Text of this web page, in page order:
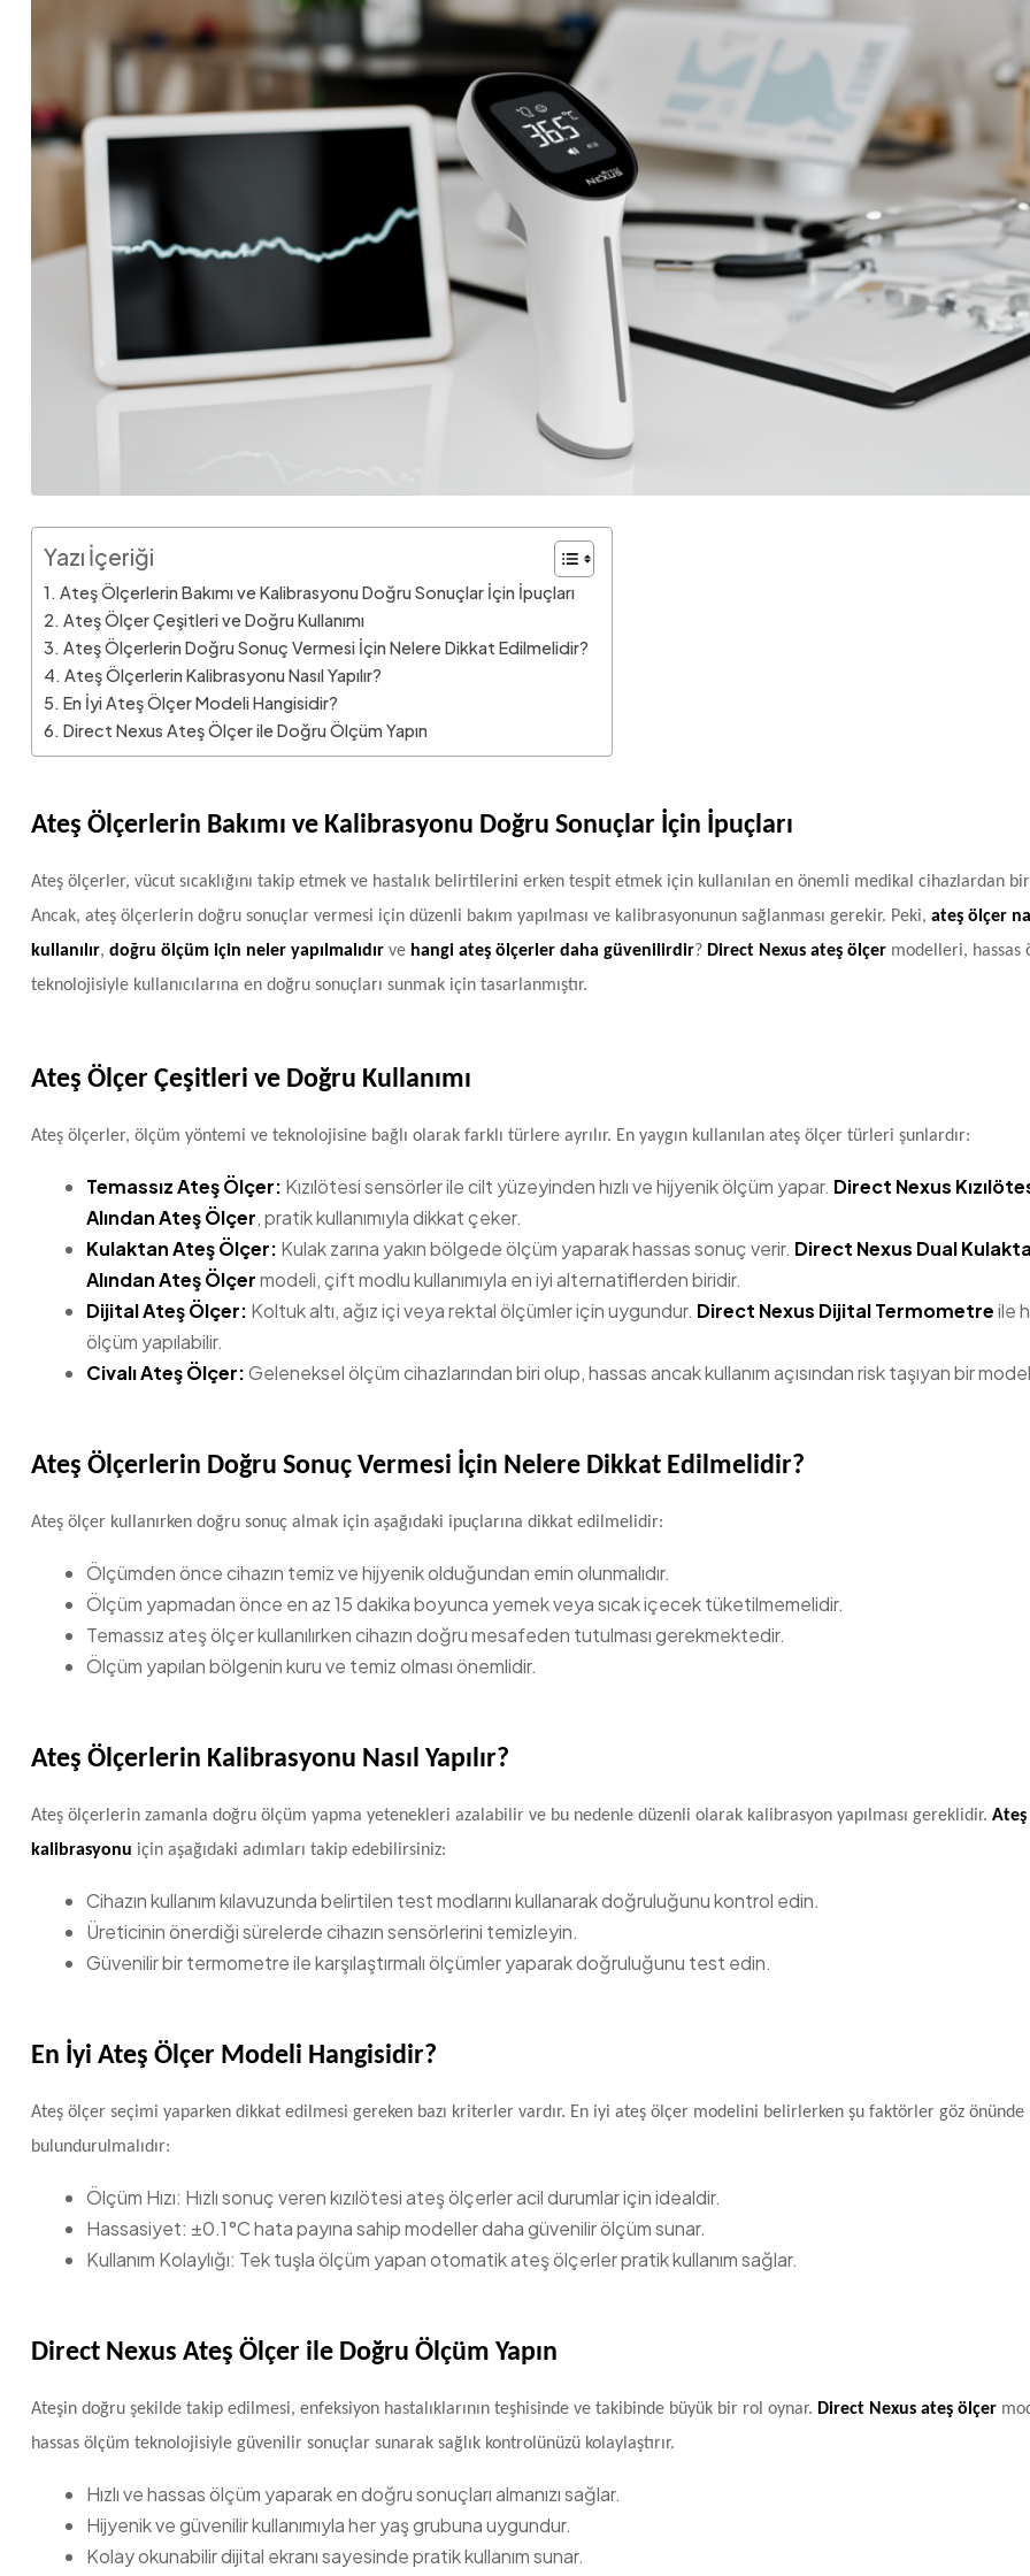
Yazı İçeriği
Ateş Ölçerlerin Bakımı ve Kalibrasyonu Doğru Sonuçlar İçin İpuçları
Ateş Ölçer Çeşitleri ve Doğru Kullanımı
Ateş Ölçerlerin Doğru Sonuç Vermesi İçin Nelere Dikkat Edilmelidir?
Ateş Ölçerlerin Kalibrasyonu Nasıl Yapılır?
En İyi Ateş Ölçer Modeli Hangisidir?
Direct Nexus Ateş Ölçer ile Doğru Ölçüm Yapın
Ateş Ölçerlerin Bakımı ve Kalibrasyonu Doğru Sonuçlar İçin İpuçları
Ateş ölçerler, vücut sıcaklığını takip etmek ve hastalık belirtilerini erken tespit etmek için kullanılan en önemli medikal cihazlardan
Ancak, ateş ölçerlerin doğru sonuçlar vermesi için düzenli bakım yapılması ve kalibrasyonunun sağlanması gerekir. Peki, ateş ölçer
kullanılır, doğru ölçüm için neler yapılmalıdır ve hangi ateş ölçerler daha güvenilirdir? Direct Nexus ateş ölçer modelleri, hassas
teknolojisiyle kullanıcılarına en doğru sonuçları sunmak için tasarlanmıştır.
Ateş Ölçer Çeşitleri ve Doğru Kullanımı
Ateş ölçerler, ölçüm yöntemi ve teknolojisine bağlı olarak farklı türlere ayrılır. En yaygın kullanılan ateş ölçer türleri şunlardır:
Temassız Ateş Ölçer: Kızılötesi sensörler ile cilt yüzeyinden hızlı ve hijyenik ölçüm yapar. Direct Nexus
Alından Ateş Ölçer, pratik kullanımıyla dikkat çeker.
Kulaktan Ateş Ölçer: Kulak zarına yakın bölgede ölçüm yaparak hassas sonuç verir. Direct Nexus Dual
Alından Ateş Ölçermodeli, çift modlu kullanımıyla en iyi alternatiflerden biridir.
Dijital Ateş Ölçer: Koltuk altı, ağız içi veya rektal ölçümler için uygundur. Direct Nexus Dijital Termometreile
ölçüm yapılabilir.
Civalı Ateş Ölçer:Geleneksel ölçüm cihazlarından biri olup, hassas ancak kullanım açısından risk taşıyan bir
Ateş Ölçerlerin Doğru Sonuç Vermesi İçin Nelere Dikkat Edilmelidir?
Ateş ölçer kullanırken doğru sonuç almak için aşağıdaki ipuçlarına dikkat edilmelidir:
Ölçümden önce cihazın temiz ve hijyenik olduğundan emin olunmalıdır.
Ölçüm yapmadan önce en az 15 dakika boyunca yemek veya sıcak içecek tüketilmemelidir.
Temassız ateş ölçer kullanılırken cihazın doğru mesafeden tutulması gerekmektedir.
Ölçüm yapılan bölgenin kuru ve temiz olması önemlidir.
Ateş Ölçerlerin Kalibrasyonu Nasıl Yapılır?
Ateş ölçerlerin zamanla doğru ölçüm yapma yetenekleri azalabilir ve bu nedenle düzenli olarak kalibrasyon yapılması gereklidir.
kalibrasyonu için aşağıdaki adımları takip edebilirsiniz:
Cihazın kullanım kılavuzunda belirtilen test modlarını kullanarak doğruluğunu kontrol edin.
Üreticinin önerdiği sürelerde cihazın sensörlerini temizleyin.
Güvenilir bir termometre ile karşılaştırmalı ölçümler yaparak doğruluğunu test edin.
En İyi Ateş Ölçer Modeli Hangisidir?
Ateş ölçer seçimi yaparken dikkat edilmesi gereken bazı kriterler vardır. En iyi ateş ölçer modelini belirlerken şu faktörler göz önünde
bulundurulmalıdır:
Ölçüm Hızı: Hızlı sonuç veren kızılötesi ateş ölçerler acil durumlar için idealdir.
Hassasiyet: ±0.1°C hata payına sahip modeller daha güvenilir ölçüm sunar.
Kullanım Kolaylığı: Tek tuşla ölçüm yapan otomatik ateş ölçerler pratik kullanım sağlar.
Direct Nexus Ateş Ölçer ile Doğru Ölçüm Yapın
Ateşin doğru şekilde takip edilmesi, enfeksiyon hastalıklarının teşhisinde ve takibinde büyük bir rol oynar. Direct Nexus ateş ölçer
hassas ölçüm teknolojisiyle güvenilir sonuçlar sunarak sağlık kontrolünüzü kolaylaştırır.
Hızlı ve hassas ölçüm yaparak en doğru sonuçları almanızı sağlar.
Hijyenik ve güvenilir kullanımıyla her yaş grubuna uygundur.
Kolay okunabilir dijital ekranı sayesinde pratik kullanım sunar.